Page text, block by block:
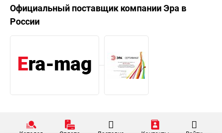
Официальный поставщик компанииЭра в
России